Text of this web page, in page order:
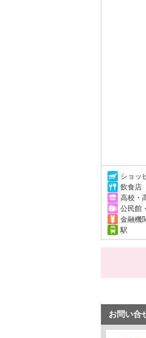
ショッ
飲食店
高校・
公民館
金融機
駅
お問い合